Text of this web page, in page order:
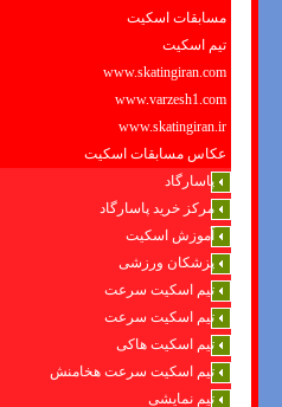
مسابقات اسکیت
تیم اسکیت
www.skatingiran.com
www.varzesh1.com
www.skatingiran.ir
عکاس مسابقات اسکیت
پاسارگاد
مرکز خرید پاسارگاد
آموزش اسکیت
پزشکان ورزشی
تیم اسکیت سرعت
تیم اسکیت سرعت
تیم اسکیت هاکی
تیم اسکیت سرعت هخامنش
تیم نمایشی